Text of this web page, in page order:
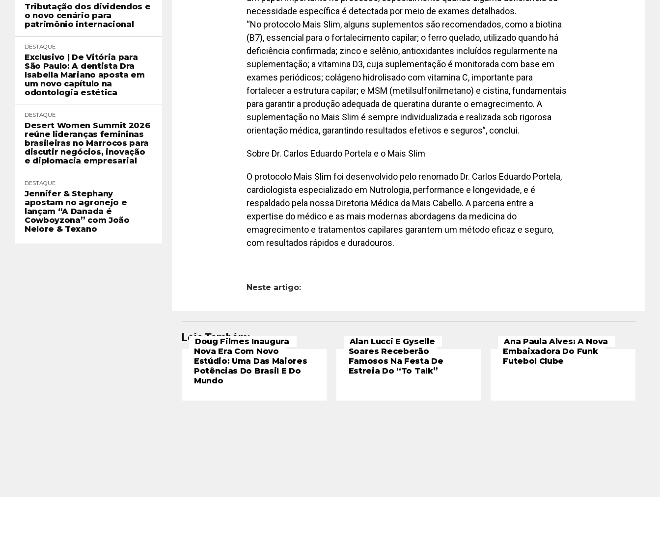
Tributação dos dividendos e
o novo cenário para
patrimônio internacional
DESTAQUE
Exclusivo | De Vitória para
São Paulo: A dentista Dra
Isabella Mariano aposta em
um novo capítulo na
odontologia estética
DESTAQUE
Desert Women Summit 2026
reúne lideranças femininas
brasileiras no Marrocos para
discutir negócios, inovação
e diplomacia empresarial
DESTAQUE
Jennifer & Stephany
apostam no agronejo e
lançam “A Danada é
Cowboyzona” com João
Nelore & Texano
necessidade específica é detectada por meio de exames detalhados.
“No protocolo Mais Slim, alguns suplementos são recomendados, como a biotina
(B7), essencial para o fortalecimento capilar; o ferro quelado, utilizado quando há
deficiência confirmada; zinco e selênio, antioxidantes incluídos regularmente na
suplementação; a vitamina D3, cuja suplementação é monitorada com base em
exames periódicos; colágeno hidrolisado com vitamina C, importante para
fortalecer a estrutura capilar; e MSM (metilsulfonilmetano) e cistina, fundamentais
para garantir a produção adequada de queratina durante o emagrecimento. A
suplementação no Mais Slim é sempre individualizada e realizada sob rigorosa
orientação médica, garantindo resultados efetivos e seguros”, conclui.
Sobre Dr. Carlos Eduardo Portela e o Mais Slim
O protocolo Mais Slim foi desenvolvido pelo renomado Dr. Carlos Eduardo Portela,
cardiologista especializado em Nutrologia, performance e longevidade, e é
respaldado pela nossa Diretoria Médica da Mais Cabello. A parceria entre a
expertise do médico e as mais modernas abordagens da medicina do
emagrecimento e tratamentos capilares garantem um método eficaz e seguro,
com resultados rápidos e duradouros.
Neste artigo:
Leia Também:
Doug Filmes Inaugura
Nova Era Com Novo
Estúdio: Uma Das Maiores
Potências Do Brasil E Do
Mundo
Alan Lucci E Gyselle
Soares Receberão
Famosos Na Festa De
Estreia Do “To Talk”
Ana Paula Alves: A Nova
Embaixadora Do Funk
Futebol Clube